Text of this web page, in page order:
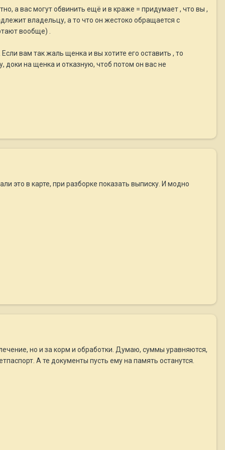
а вас могут обвинить ещё и в краже = придумает , что вы ,
владельцу, а то что он жестоко обращается с
вообще) .
вам так жаль щенка и вы хотите его оставить , то
доки на щенка и отказную, чтоб потом он вас не
это в карте, при разборке показать выписку. И модно
но и за корм и обработки. Думаю, суммы уравняются,
А те документы пусть ему на память останутся.